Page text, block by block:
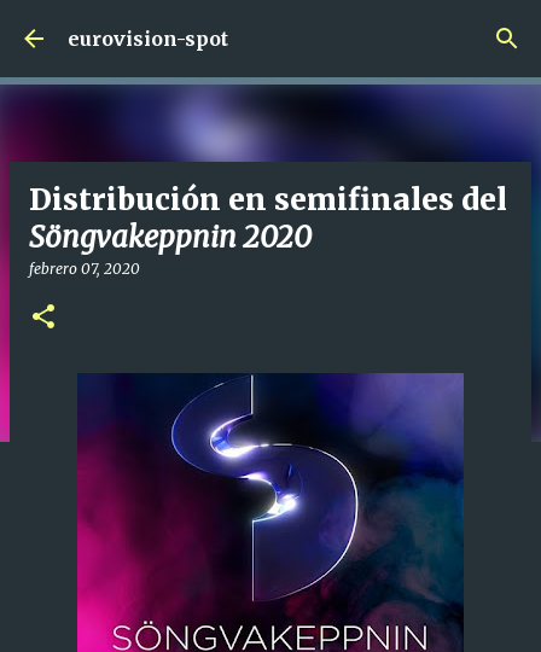
Ir al contenido principal
eurovision-spot
Distribución en semifinales del
Söngvakeppnin 2020
febrero 07, 2020